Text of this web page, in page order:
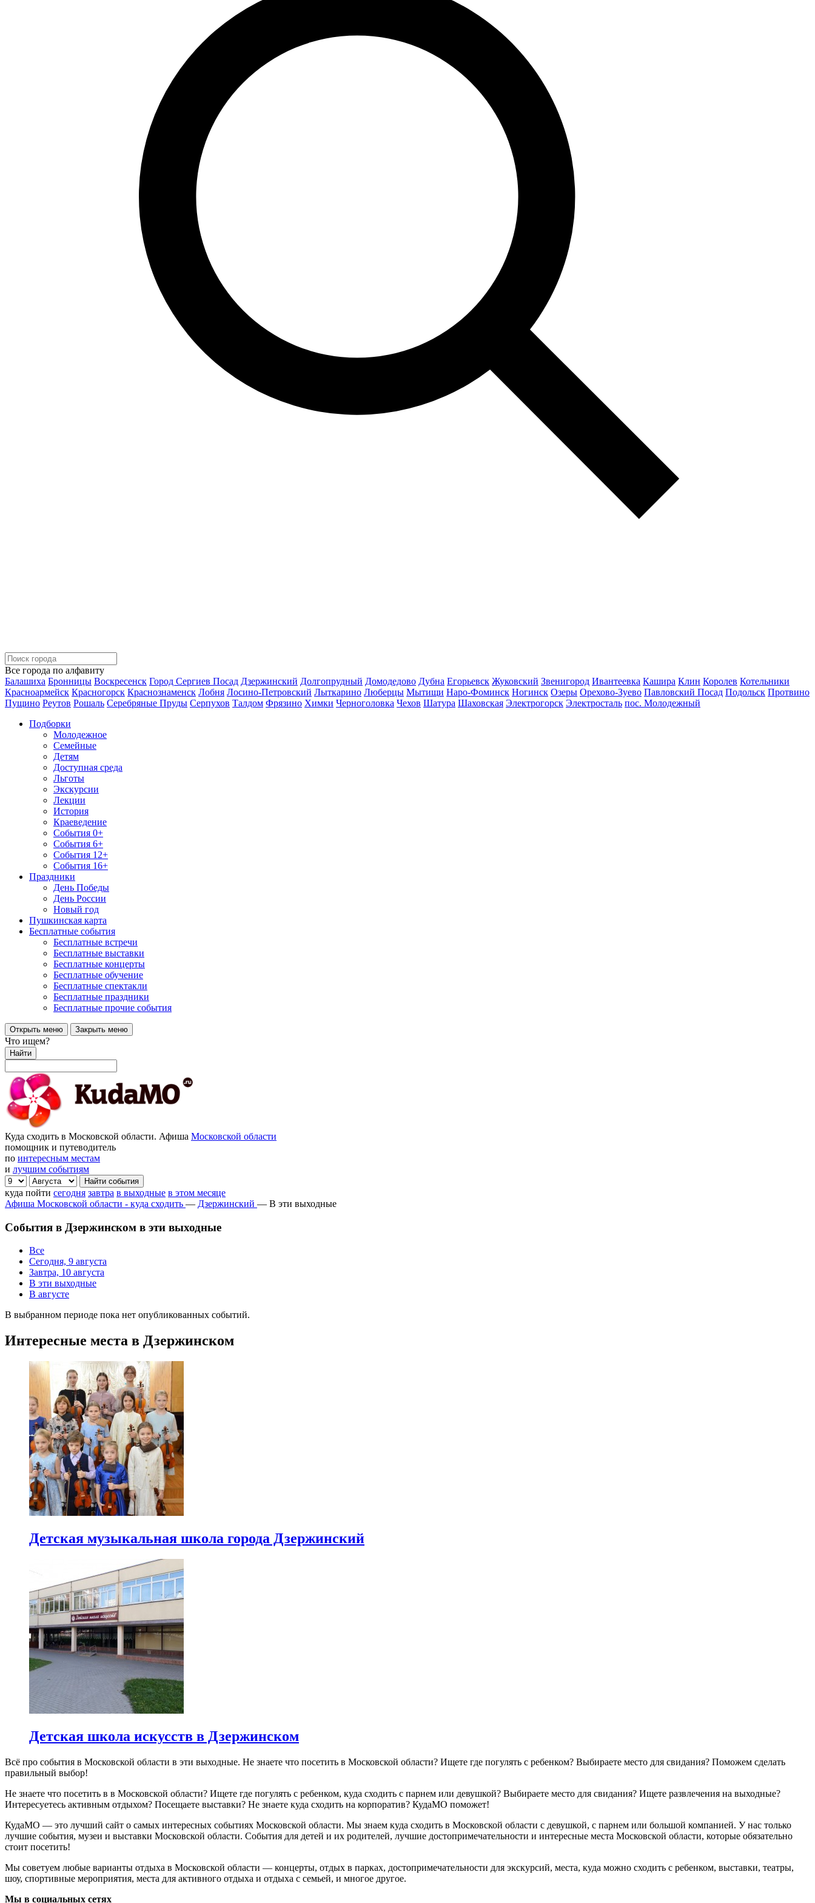
Все города по алфавиту
Балашиха Бронницы Воскресенск Город Сергиев Посад Дзержинский Долгопрудный Домодедово Дубна Егорьевск Жуковский Звенигород Ивантеевка Кашира Клин Королев Котельники
Красноармейск Красногорск Краснознаменск Лобня Лосино-Петровский Лыткарино Люберцы Мытищи Наро-Фоминск Ногинск Озеры Орехово-Зуево Павловский Посад Подольск Протвино
Пущино Реутов Рошаль Серебряные Пруды Серпухов Талдом Фрязино Химки Черноголовка Чехов Шатура Шаховская Электрогорск Электросталь пос. Молодежный
Подборки
Молодежное
Семейные
Детям
Доступная среда
Льготы
Экскурсии
Лекции
История
Краеведение
События 0+
События 6+
События 12+
События 16+
Праздники
День Победы
День России
Новый год
Пушкинская карта
Бесплатные события
Бесплатные встречи
Бесплатные выставки
Бесплатные концерты
Бесплатные обучение
Бесплатные спектакли
Бесплатные праздники
Бесплатные прочие события
Открыть меню Закрыть меню
Что ищем?
Найти
Куда сходить в Московской области. Афиша Московской области
помощник и путеводитель
по интересным местам
и лучшим событиям
куда пойти сегодня завтра в выходные в этом месяце
Афиша Московской области - куда сходить — Дзержинский — В эти выходные
События в Дзержинском в эти выходные
Все
Сегодня, 9 августа
Завтра, 10 августа
В эти выходные
В августе
В выбранном периоде пока нет опубликованных событий.
Интересные места в Дзержинском
Детская музыкальная школа города Дзержинский
Детская школа искусств в Дзержинском
Всё про события в Московской области в эти выходные. Не знаете что посетить в Московской области? Ищете где погулять с ребенком? Выбираете место для свидания? Поможем сделать
правильный выбор!
Не знаете что посетить в в Московской области? Ищете где погулять с ребенком, куда сходить с парнем или девушкой? Выбираете место для свидания? Ищете развлечения на выходные?
Интересуетесь активным отдыхом? Посещаете выставки? Не знаете куда сходить на корпоратив? КудаМО поможет!
КудаМО — это лучший сайт о самых интересных событиях Московской области. Мы знаем куда сходить в Московской области с девушкой, с парнем или большой компанией. У нас только
лучшие события, музеи и выставки Московской области. События для детей и их родителей, лучшие достопримечательности и интересные места Московской области, которые обязательно
стоит посетить!
Мы советуем любые варианты отдыха в Московской области — концерты, отдых в парках, достопримечательности для экскурсий, места, куда можно сходить с ребенком, выставки, театры,
шоу, спортивные мероприятия, места для активного отдыха и отдыха с семьей, и многое другое.
Мы в социальных сетях